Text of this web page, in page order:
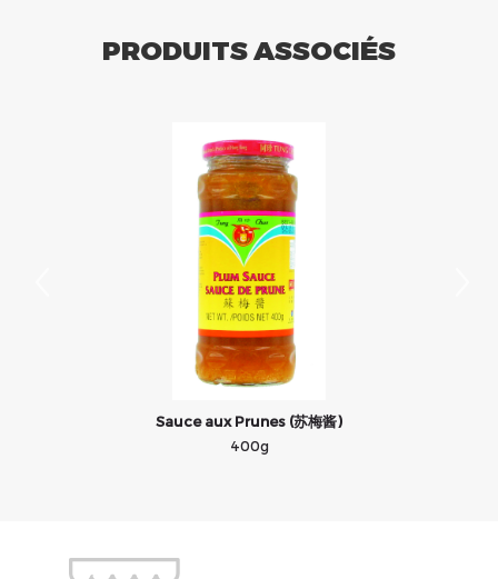
PRODUITS ASSOCIÉS
Sauce aux Prunes (苏梅酱)
400g